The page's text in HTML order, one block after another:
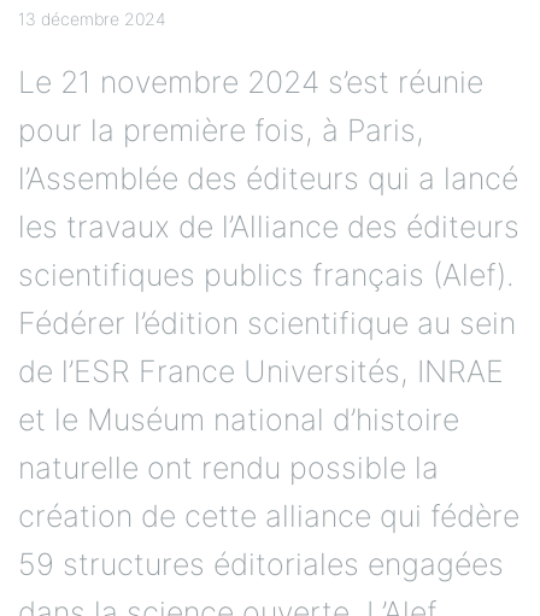
13 décembre 2024
Le 21 novembre 2024 s’est réunie
pour la première fois, à Paris,
l’Assemblée des éditeurs qui a lancé
les travaux de l’Alliance des éditeurs
scientifiques publics français (Alef).
Fédérer l’édition scientifique au sein
de l’ESR France Universités, INRAE
et le Muséum national d’histoire
naturelle ont rendu possible la
création de cette alliance qui fédère
59 structures éditoriales engagées